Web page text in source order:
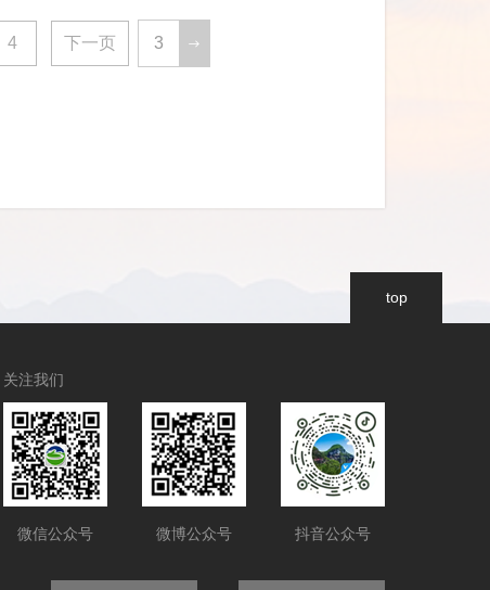
4 下一页
top
关注我们
微信公众号 微博公众号 抖音公众号